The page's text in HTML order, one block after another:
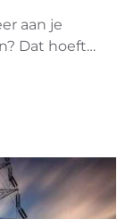
aan je
Dat hoeft…